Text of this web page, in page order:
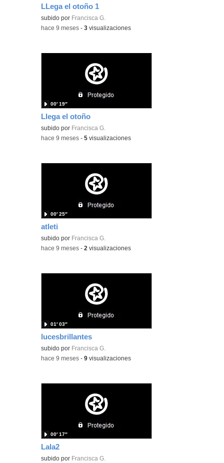
LLega el otoño 1
subido por Francisca G.
-hace 9 meses -3 visualizaciones
Llega el otoño
subido por Francisca G.
00′ 19″
-hace 9 meses -5 visualizaciones
atleti
subido por Francisca G.
00′ 25″
-hace 9 meses -2 visualizaciones
lucesbrillantes
subido por Francisca G.
01′ 03″
-hace 9 meses -9 visualizaciones
Lala2
subido por Francisca G.
00′ 17″